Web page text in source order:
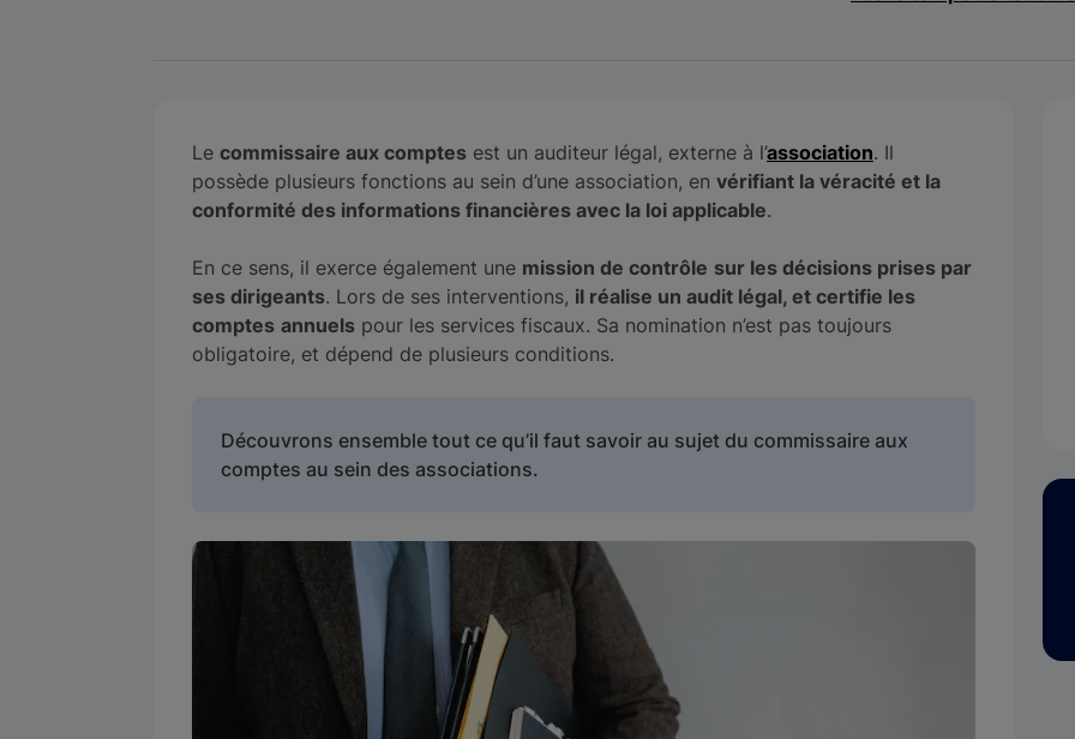
Le commissaire aux comptes est un auditeur légal, externe à l’association. Il
possède plusieurs fonctions au sein d’une association, en vérifiant la véracité et la
conformité des informations financières avec la loi applicable.
En ce sens, il exerce également une mission de contrôle sur les décisions prises par
ses dirigeants. Lors de ses interventions, il réalise un audit légal, et certifie les
comptes annuels pour les services fiscaux. Sa nomination n’est pas toujours
obligatoire, et dépend de plusieurs conditions.
Découvrons ensemble tout ce qu’il faut savoir au sujet du commissaire aux
comptes au sein des associations.